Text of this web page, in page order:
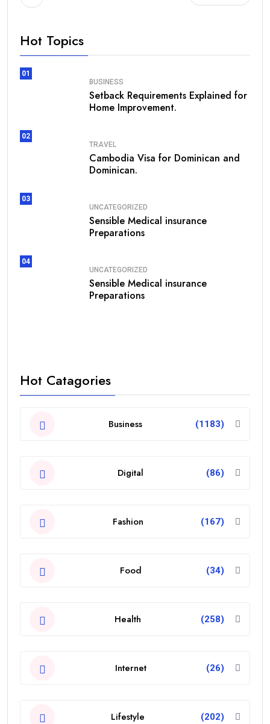
Hot Topics
01
BUSINESS
Setback Requirements Explained for
Home Improvement.
02
TRAVEL
Cambodia Visa for Dominican and
Dominican.
03
UNCATEGORIZED
Sensible Medical insurance
Preparations
04
UNCATEGORIZED
Sensible Medical insurance
Preparations
Hot Catagories
Business (1183)
Digital (86)
Fashion (167)
Food (34)
Health (258)
Internet (26)
Lifestyle (202)